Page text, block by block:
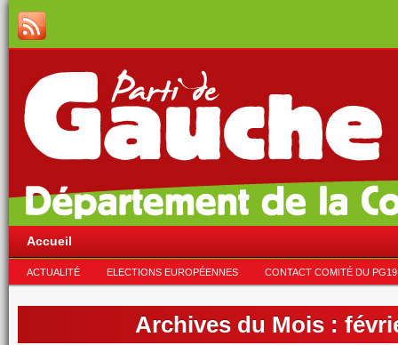
Accueil
ACTUALITÉ ELECTIONS EUROPÉENNES CONTACT COMITÉ DU PG19
Archives du Mois :